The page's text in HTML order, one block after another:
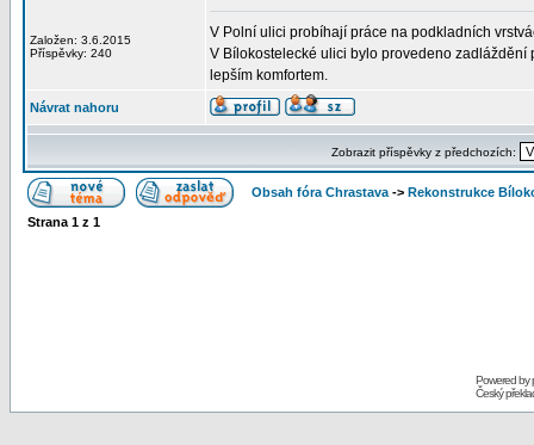
Založen: 3.6.2015
Příspěvky: 240
V Polní ulici probíhají práce na podkladních
V Bílokostelecké ulici bylo provedeno
lepším komfortem.
Návrat nahoru
Zobrazit příspěvky z předchozích:
Obsah fóra Chrastava -> Rekonstrukce
Strana 1 z 1
Powered by
Český